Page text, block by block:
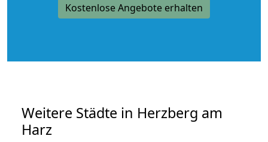
Kostenlose Angebote erhalten
Weitere Städte in Herzberg am
Harz